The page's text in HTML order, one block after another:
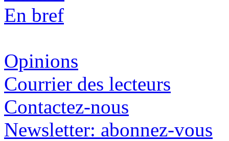
En bref
Opinions
Courrier des lecteurs
Contactez-nous
Newsletter: abonnez-vous